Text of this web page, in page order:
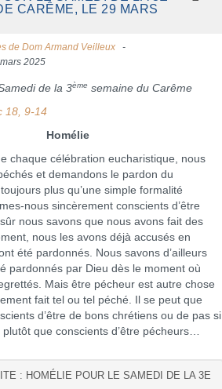
CARÊME, LE 29 MARS
de Dom Armand Veilleux
2025
de la 3ème semaine du Carême
18, 9-14
Homélie
célébration eucharistique, nous
et demandons le pardon du
plus qu’une simple formalité
nous sincèrement conscients d’être
nous savons que nous avons fait des
nous les avons déjà accusés en
été pardonnés. Nous savons d’ailleurs
pardonnés par Dieu dès le moment où
Mais être pécheur est autre chose
fait tel ou tel péché. Il se peut que
d’être de bons chrétiens ou de pas si
plutôt que conscients d’être pécheurs…
: HOMÉLIE POUR LE SAMEDI DE LA 3E